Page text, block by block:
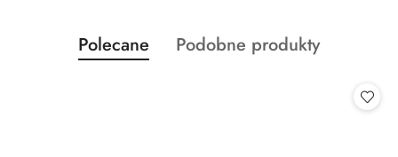
Pomiń karuzelę produktów
Produkty
o
Polecane
Produkty
Podobne produkty